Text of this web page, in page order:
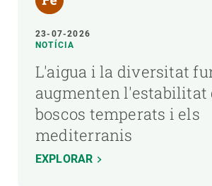
23-07-2026
NOTÍCIA
L'aigua i la diversitat
augmenten l'estabilitat
boscos temperats i els
mediterranis
EXPLORAR